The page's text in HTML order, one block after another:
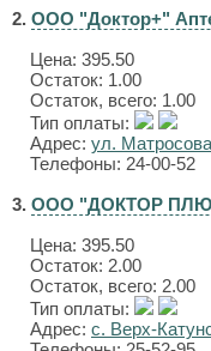
2. ООО "Доктор+"
Цена: 395.50
Остаток: 1.00
Остаток, всего: 1.00
Тип оплаты:
Адрес: ул.
Телефоны: 24-00-52
3. ООО "ДОКТОР
Цена: 395.50
Остаток: 2.00
Остаток, всего: 2.00
Тип оплаты:
Адрес: с. Верх-